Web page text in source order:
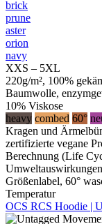
brick
prune
aster
orion
navy
XXS – 5XL
220g/m², 100%
Baumwolle,
10% Viskose
heavy combed 60°
Kragen und
zertifizierte vegane
Berechnung (Life
Größenlabel, 60°
Temperatur
OCS RCS Hoodie |